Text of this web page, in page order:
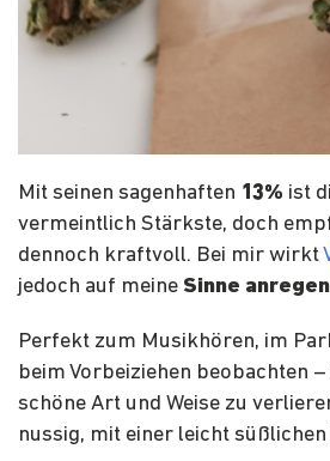
Mit seinen sagenhaften 13% ist
vermeintlich Stärkste, doch
dennoch kraftvoll. Bei mir wirkt
jedoch auf meine Sinne
Perfekt zum Musikhören, im
beim Vorbeiziehen beobachten
schöne Art und Weise zu
nussig, mit einer leicht